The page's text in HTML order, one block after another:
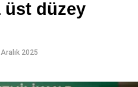
üst düzey
2025